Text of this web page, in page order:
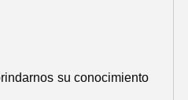
su conocimiento